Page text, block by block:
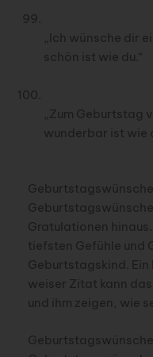
„Ich wünsche dir
schön ist wie du.“
„Zum Geburtstag
wunderbar ist wie
Gratulationen
tiefsten Gefühle und
Geburtstagskind.
weiser Zitat kann
und ihm zeigen, wie